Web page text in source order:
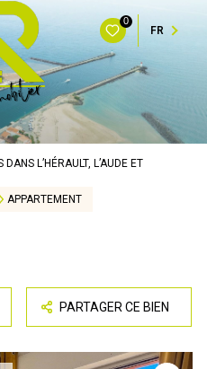
0
FR
L’HÉRAULT, L’AUDE ET
APPARTEMENT
PARTAGER CE BIEN